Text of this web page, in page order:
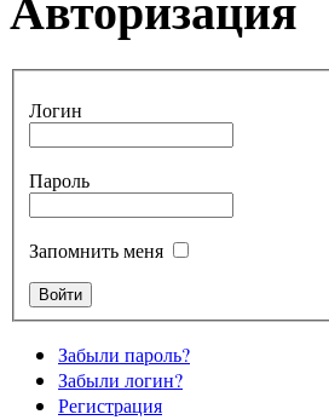
Логин
Пароль
Запомнить меня
Забыли пароль?
Забыли логин?
Регистрация